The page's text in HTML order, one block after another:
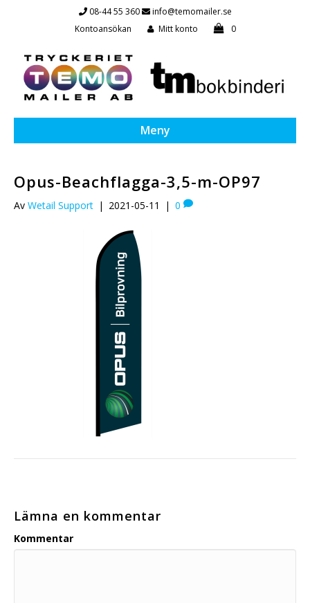
08-44 55 360
info@temomailer.se
Kontoansökan
Mitt konto 0
Meny
Opus-Beachflagga-3,5-m-OP97
Av Wetail Support | 2021-05-11 | 0
Lämna en kommentar
Kommentar